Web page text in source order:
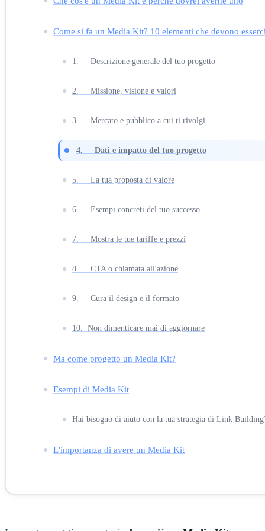
Come si fa un Media Kit? 10 elementi che devono
1. Descrizione generale del tuo progetto
2. Missione, visione e valori
3. Mercato e pubblico a cui ti rivolgi
4. Dati e impatto del tuo progetto
5. La tua proposta di valore
6. Esempi concreti del tuo successo
7. Mostra le tue tariffe e prezzi
8. CTA o chiamata all'azione
9. Cura il design e il formato
10. Non dimenticare mai di aggiornare
Ma come progetto un Media Kit?
Esempi di Media Kit
Hai bisogno di aiuto con la tua strategia di Link
L'importanza di avere un Media Kit